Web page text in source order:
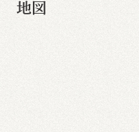
地図